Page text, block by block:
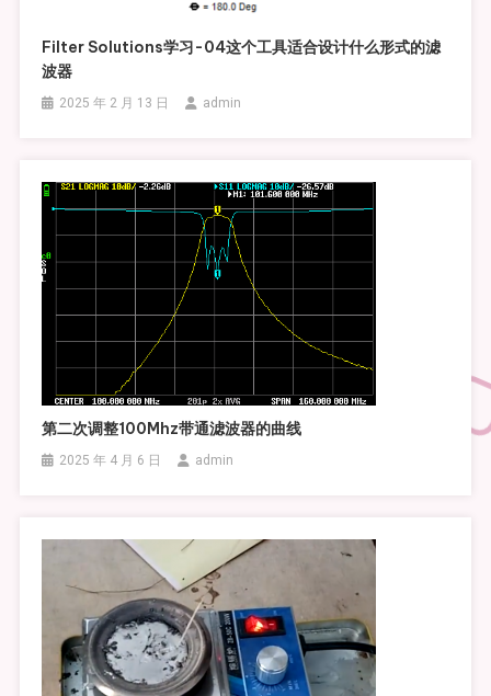
Filter Solutions学习-04这个工具适合设计什么形式的滤
波器
2025 年 2 月 13 日 admin
第二次调整100Mhz带通滤波器的曲线
2025 年 4 月 6 日 admin